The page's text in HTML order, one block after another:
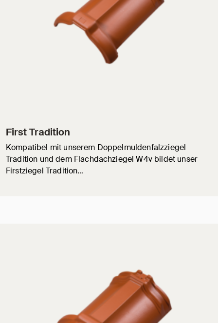
First Tradition
Kompatibel mit unserem Doppelmuldenfalzziegel
Tradition und dem Flachdachziegel W4v bildet unser
Firstziegel Tradition…